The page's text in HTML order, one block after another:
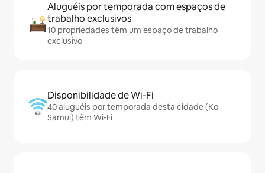
Aluguéis por temporada com espaços de
trabalho exclusivos
10 propriedades têm um espaço de trabalho
exclusivo
Disponibilidade de Wi-Fi
40 aluguéis por temporada desta cidade (Ko
Samui) têm Wi-Fi